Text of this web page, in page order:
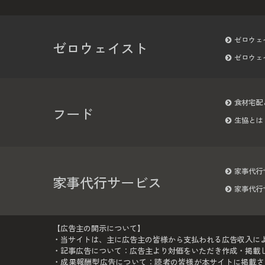
ゼロウェイスト
ゼロウ
ゼロウ
フード
食材宅配
生協とは
家事代行サービス
家事代
家事代
【広告主の開示について】
・当サイトは、主に広告主の皆様から支払われる広告収入
・記事広告について：広告主より対価をいただき作成・掲
・成果報酬型広告について：読者の皆様が本サイトに掲